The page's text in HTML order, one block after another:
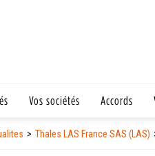
Vos sociétés Accords
Thales LAS France SAS (LAS)